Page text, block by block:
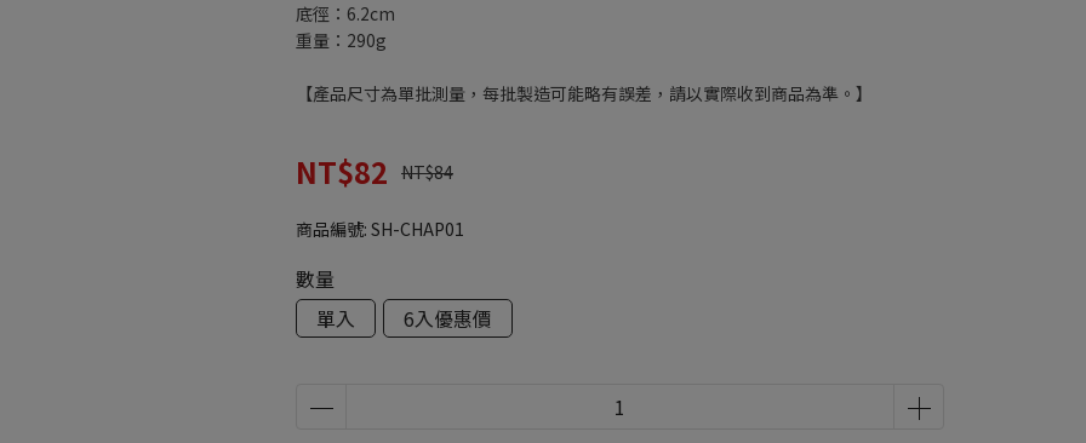
底徑：6.2cm
重量：290g
【產品尺寸為單批測量，每批製造可能略有誤差，請以實際收到商品為準。】
NT$82 NT$84
商品編號: SH-CHAP01
數量
單入
6入優惠價